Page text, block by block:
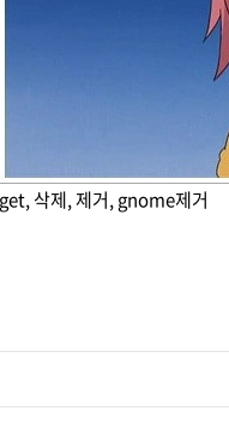
,삭제,제거,gnome제거